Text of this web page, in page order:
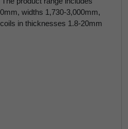
widths 1,730-3,000mm,
in thicknesses 1.8-20mm